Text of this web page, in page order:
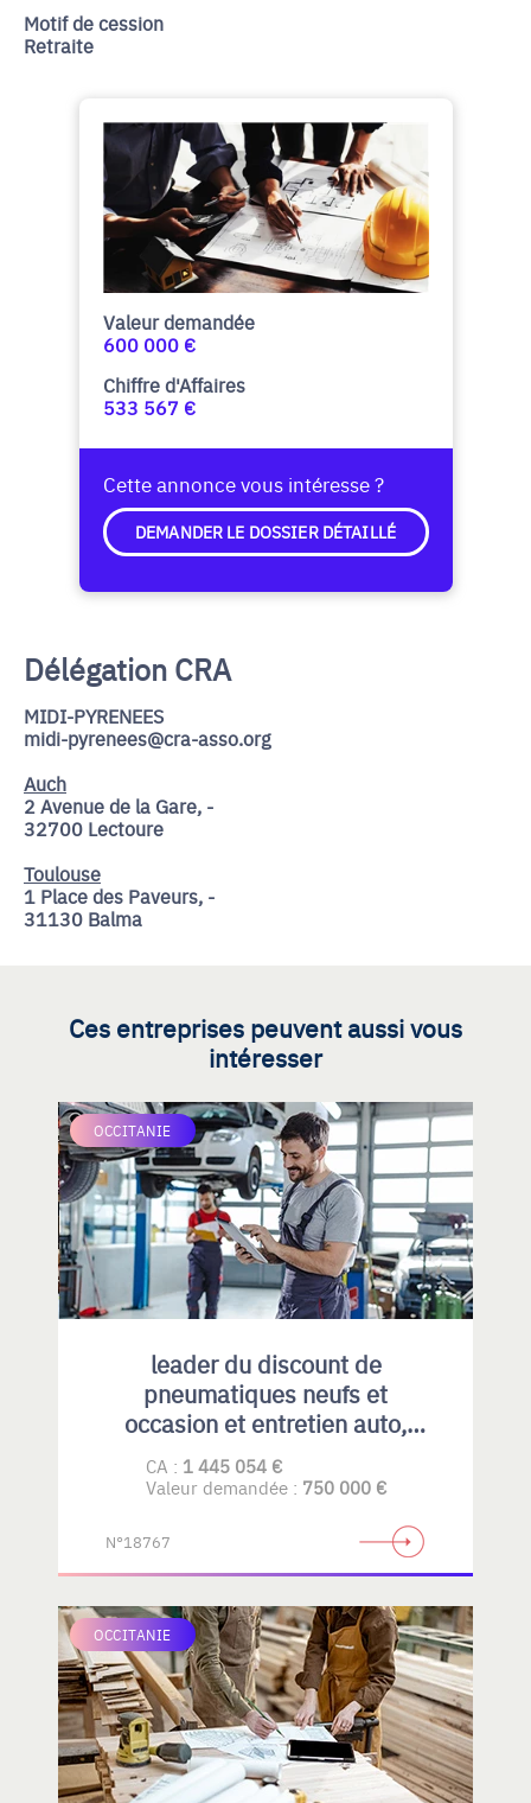
Motif de cession
Retraite
Valeur demandée
600 000 €
Chiffre d'Affaires
533 567 €
Cette annonce vous intéresse ?
DEMANDER LE DOSSIER DÉTAILLÉ
Délégation CRA
MIDI-PYRENEES
midi-pyrenees@cra-asso.org
Auch
2 Avenue de la Gare, -
32700 Lectoure
Toulouse
1 Place des Paveurs, -
31130 Balma
Ces entreprises peuvent aussi vous
intéresser
OCCITANIE
leader du discount de
pneumatiques neufs et
occasion et entretien auto,
emplacement idéal et fort
potentiel de développement
CA : 1 445 054 €
Valeur demandée : 750 000 €
N°18767
OCCITANIE